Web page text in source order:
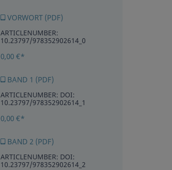
VORWORT (PDF)
ARTICLENUMBER:
10.23797/978352902614_0
0,00 €*
BAND 1 (PDF)
ARTICLENUMBER: DOI:
10.23797/978352902614_1
0,00 €*
BAND 2 (PDF)
ARTICLENUMBER: DOI:
10.23797/978352902614_2